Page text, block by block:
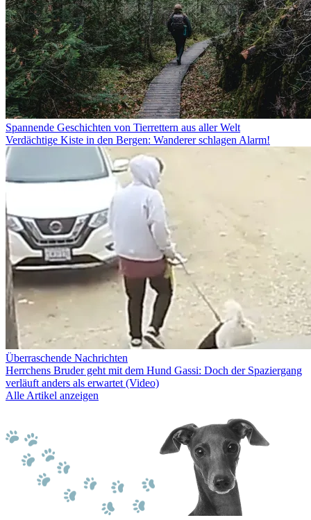
Spannende Geschichten von Tierrettern aus aller Welt
Verdächtige Kiste in den Bergen: Wanderer schlagen Alarm!
Überraschende Nachrichten
Herrchens Bruder geht mit dem Hund Gassi: Doch der Spaziergang
verläuft anders als erwartet (Video)
Alle Artikel anzeigen